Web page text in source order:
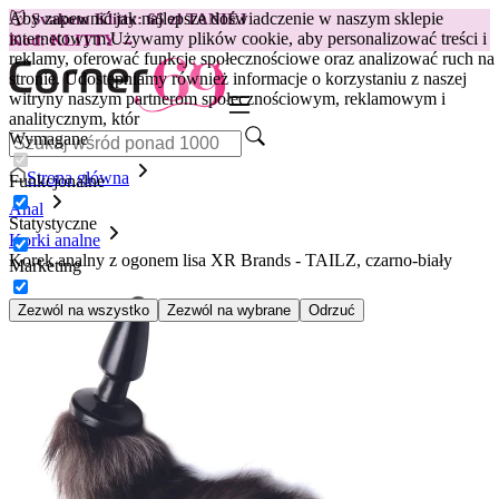
Aby zapewnić jak najlepsze doświadczenie w naszym sklepie
internetowym.Używamy plików cookie, aby personalizować treści i
reklamy, oferować funkcje społecznościowe oraz analizować ruch na
stronie. Udostępniamy również informacje o korzystaniu z naszej
witryny naszym partnerom społecznościowym, reklamowym i
analitycznym, któr
Wymagane
Funkcjonalne
Statystyczne
Marketing
Zezwól na wszystko Zezwól na wybrane Odrzuć
😽Svakom Klitty: 65 zł TANIEJ
Kod: KLITTY →
Strona główna
Anal
Korki analne
Korek analny z ogonem lisa XR Brands - TAILZ, czarno-biały